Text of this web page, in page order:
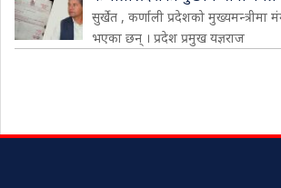
सुर्खेत , कर्णाली प्रदेशको मुख्यमन्त्रीमा
भएका छन् । प्रदेश प्रमुख यज्ञराज